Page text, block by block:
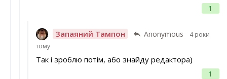
1
Запаяний Тампон Anonymous
4 роки
тому
1
Так і зроблю потім, або знайду редактора)